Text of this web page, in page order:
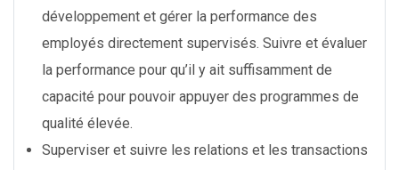
développement et gérer la performance des
employés directement supervisés. Suivre et évaluer
la performance pour qu’il y ait suffisamment de
capacité pour pouvoir appuyer des programmes de
qualité élevée.
Superviser et suivre les relations et les transactions